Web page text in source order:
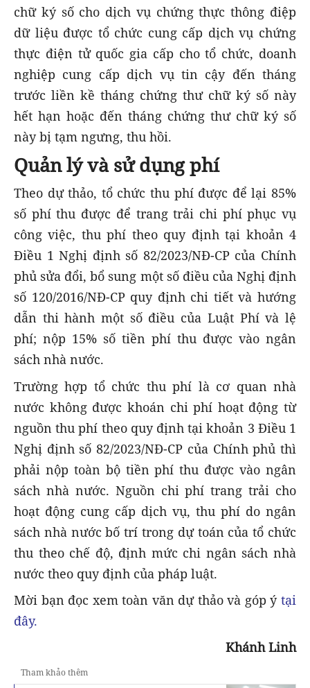
chữ ký số cho dịch vụ chứng thực thông điệp
dữ liệu được tổ chức cung cấp dịch vụ chứng
thực điện tử quốc gia cấp cho tổ chức, doanh
nghiệp cung cấp dịch vụ tin cậy đến tháng
trước liền kề tháng chứng thư chữ ký số này
hết hạn hoặc đến tháng chứng thư chữ ký số
này bị tạm ngưng, thu hồi.
Quản lý và sử dụng phí
Theo dự thảo, tổ chức thu phí được để lại 85%
số phí thu được để trang trải chi phí phục vụ
công việc, thu phí theo quy định tại khoản 4
Điều 1 Nghị định số 82/2023/NĐ-CP của Chính
phủ sửa đổi, bổ sung một số điều của Nghị định
số 120/2016/NĐ-CP quy định chi tiết và hướng
dẫn thi hành một số điều của Luật Phí và lệ
phí; nộp 15% số tiền phí thu được vào ngân
sách nhà nước.
Trường hợp tổ chức thu phí là cơ quan nhà
nước không được khoán chi phí hoạt động từ
nguồn thu phí theo quy định tại khoản 3 Điều 1
Nghị định số 82/2023/NĐ-CP của Chính phủ thì
phải nộp toàn bộ tiền phí thu được vào ngân
sách nhà nước. Nguồn chi phí trang trải cho
hoạt động cung cấp dịch vụ, thu phí do ngân
sách nhà nước bố trí trong dự toán của tổ chức
thu theo chế độ, định mức chi ngân sách nhà
nước theo quy định của pháp luật.
Mời bạn đọc xem toàn văn dự thảo và góp ýtại
đây.
Khánh Linh
Tham khảo thêm